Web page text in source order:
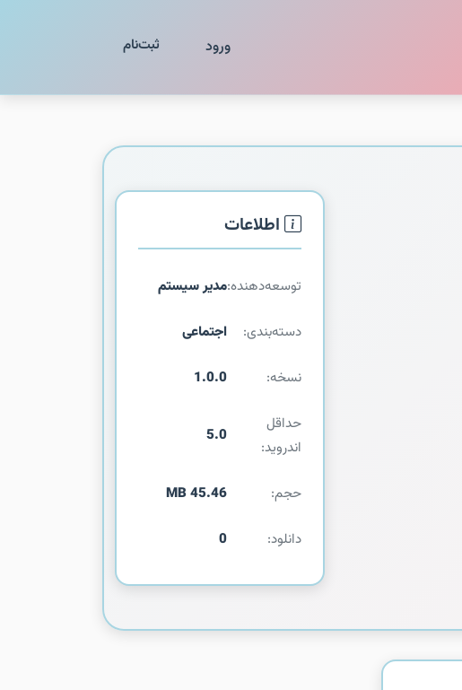
ورود ثبت‌نام
اطلاعات
توسعه‌دهنده:مدیر سیستم
دسته‌بندی: اجتماعی
نسخه: 1.0.0
حداقل
اندروید:
5.0
حجم: 45.46 MB
دانلود: 0